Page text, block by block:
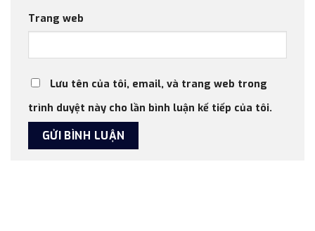
Trang web
Lưu tên của tôi, email, và trang web trong
trình duyệt này cho lần bình luận kế tiếp của tôi.